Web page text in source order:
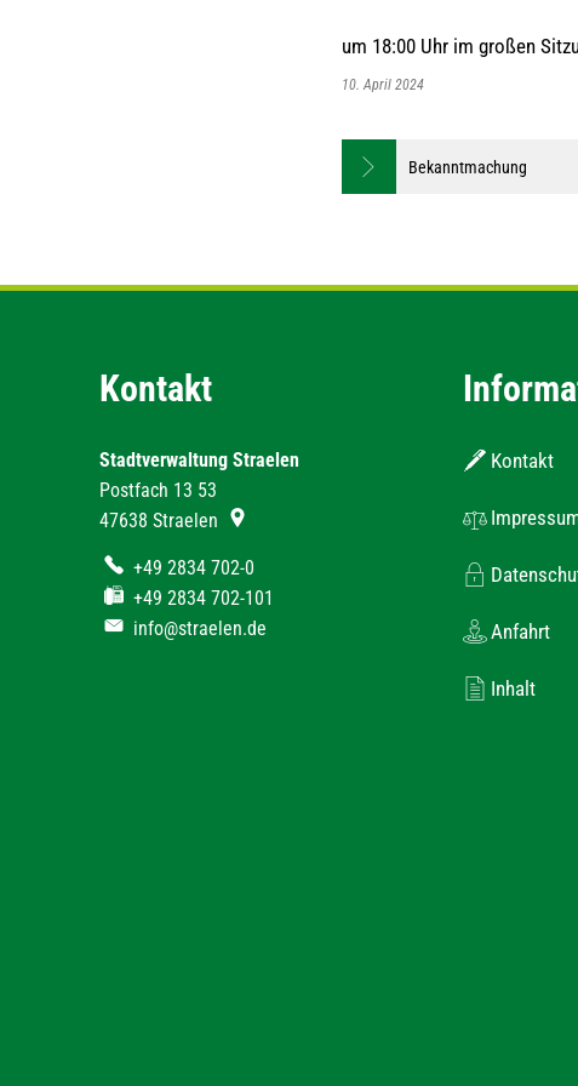
um 18:00 Uhr im großen
10. April 2024
Bekanntmachung
Kontakt
Stadtverwaltung Straelen
Postfach 13 53
47638 Straelen
+49 2834 702-0
+49 2834 702-101
info@straelen.de
Kontakt
Anfahrt
Inhalt